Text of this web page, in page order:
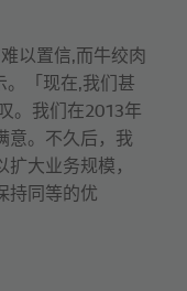
以置信,而牛绞肉
。「现在,我们甚
。我们在2013年
意。不久后，我
大业务规模，
持同等的优